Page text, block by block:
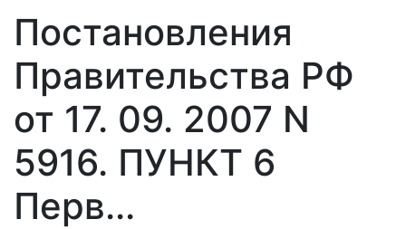
Постановления
Правительства РФ
от 17. 09. 2007 N
5916. ПУНКТ 6
Перв...